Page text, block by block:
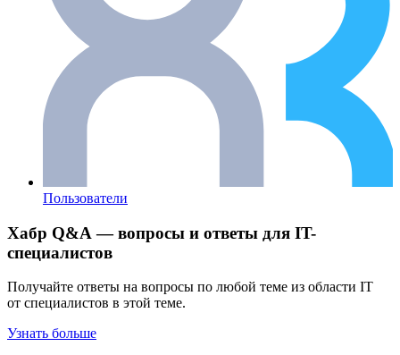
Пользователи
Хабр Q&A — вопросы и ответы для IT-
специалистов
Получайте ответы на вопросы по любой теме из области IT
от специалистов в этой теме.
Узнать больше